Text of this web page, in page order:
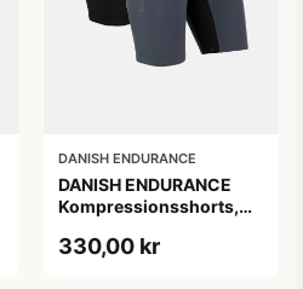
DANISH ENDURANCE
DANISH ENDURANCE
Kompressionsshorts,
330,00 kr